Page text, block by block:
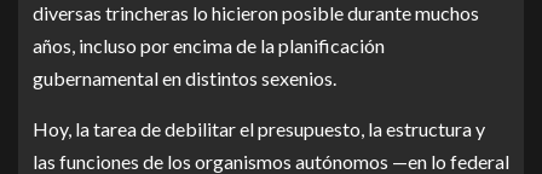
diversas trincheras lo hicieron posible durante muchos
años, incluso por encima de la planificación
gubernamental en distintos sexenios.
Hoy, la tarea de debilitar el presupuesto, la estructura y
las funciones de los organismos autónomos —en lo federal